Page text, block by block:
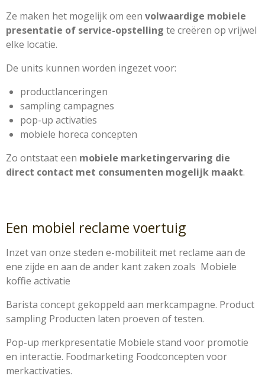
Ze maken het mogelijk om een volwaardige mobiele
presentatie of service-opstelling te creëren op vrijwel
elke locatie.
De units kunnen worden ingezet voor:
productlanceringen
sampling campagnes
pop-up activaties
mobiele horeca concepten
Zo ontstaat een mobiele marketingervaring die
direct contact met consumenten mogelijk maakt.
Een mobiel reclame voertuig
Inzet van onze steden e-mobiliteit met reclame aan de
ene zijde en aan de ander kant zaken zoals Mobiele
koffie activatie
Barista concept gekoppeld aan merkcampagne. Product
sampling Producten laten proeven of testen.
Pop-up merkpresentatie Mobiele stand voor promotie
en interactie. Foodmarketing Foodconcepten voor
merkactivaties.